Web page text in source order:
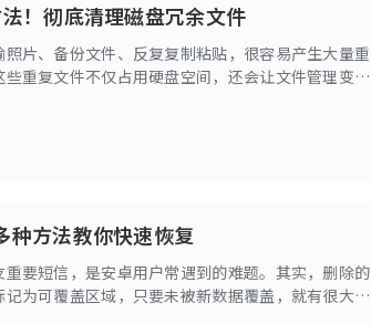
！彻底清理磁盘冗余文件
片、备份文件、反复复制粘贴，很容易产生大量重
重复文件不仅占用硬盘空间，还会让文件管理变得
种方法教你快速恢复
要短信，是安卓用户常遇到的难题。其实，删除的
为可覆盖区域，只要未被新数据覆盖，就有很大概